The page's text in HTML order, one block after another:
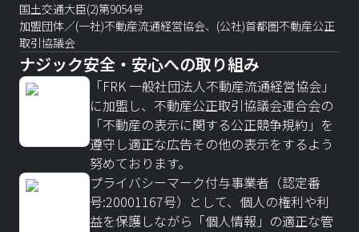
国土交通大臣(2)第9054号
加盟団体／(一社)不動産流通経営協会、(公社)首都圏不動産公正
取引協議会
ナジック安全・安心への取り組み
「FRK 一般社団法人不動産流通経営協会」
に加盟し、不動産公正取引協議会連合会の
「不動産の表示に関する公正競争規約」を
遵守し適正な広告その他の表示をするよう
努めております。
プライバシーマーク付与事業者（認定番
号:20001167号）として、個人の権利や利
益を保護しながら「個人情報」の適正な管